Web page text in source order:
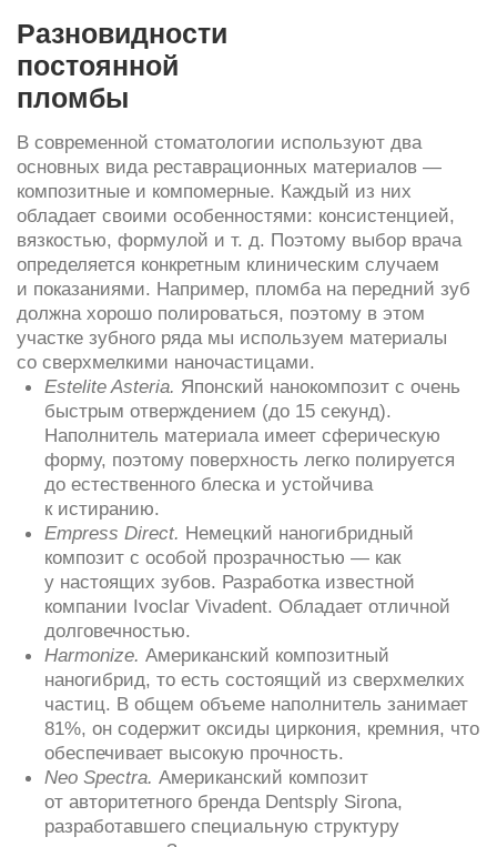
Наполнитель материала имеет сферическую
форму, поэтому поверхность легко полируется
до естественного блеска и устойчива
к истиранию.
Empress Direct.
у настоящих зубов. Разработка известной
компании Ivoclar Vivadent. Обладает отличной
долговечностью.
Harmonize.
Американский композитный
наногибрид, то есть состоящий из сверхмелких
частиц. В общем объеме наполнитель занимает
81%, он содержит оксиды циркония, кремния, что
обеспечивает высокую прочность.
Американский композит
от авторитетного бренда Dentsply Sirona,
разработавшего специальную структуру
наполнителя. За счет этого материал хорошо
заполняет любые полости и сохраняет
устойчивость к усадке.
Стоимость пломбы на зуб определяется видом
материала, брендом производителя, сложностью
клинического случая и квалификацией врача.
Часто задаваемые вопросы